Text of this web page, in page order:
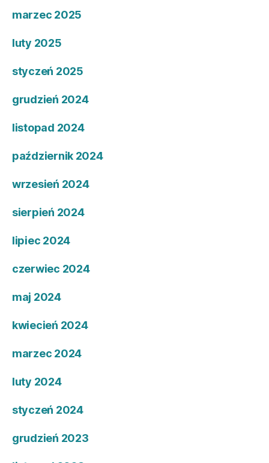
marzec 2025
luty 2025
styczeń 2025
grudzień 2024
listopad 2024
październik 2024
wrzesień 2024
sierpień 2024
lipiec 2024
czerwiec 2024
maj 2024
kwiecień 2024
marzec 2024
luty 2024
styczeń 2024
grudzień 2023